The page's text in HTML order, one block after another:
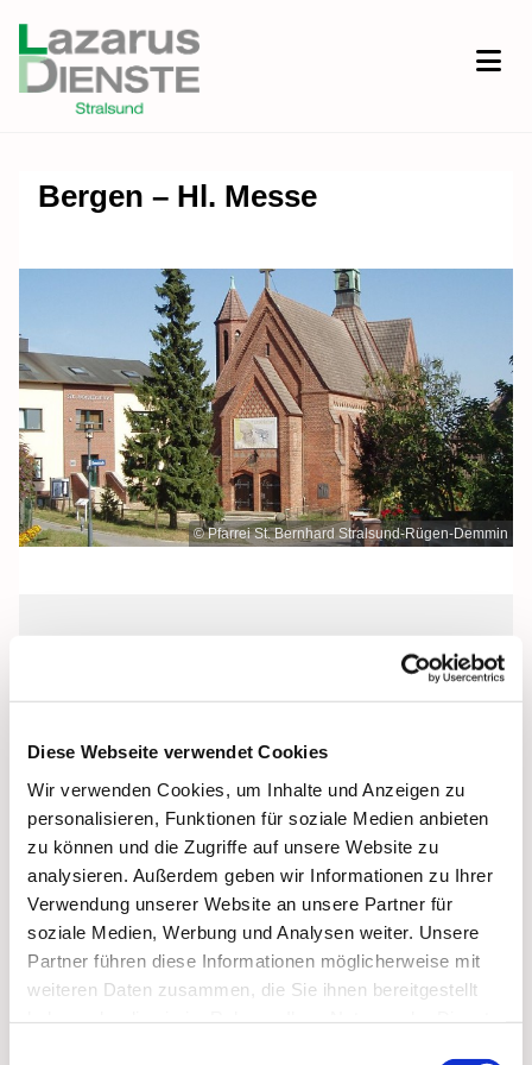
Diese Webseite verwendet Cookies
Wir verwenden Cookies, um Inhalte und Anzeigen zu
personalisieren, Funktionen für soziale Medien anbieten
zu können und die Zugriffe auf unsere Website zu
analysieren. Außerdem geben wir Informationen zu Ihrer
Verwendung unserer Website an unsere Partner für
soziale Medien, Werbung und Analysen weiter. Unsere
Partner führen diese Informationen möglicherweise mit
weiteren Daten zusammen, die Sie ihnen bereitgestellt
Bergen – Hl. Messe
© Pfarrei St. Bernhard Stralsund-Rügen-Demmin
Mittwoch, 10. November 2027, 09:00
Uhr
St. Bonifatius, Bergen, Clementstraße
1, 18528 Bergen auf Rügen